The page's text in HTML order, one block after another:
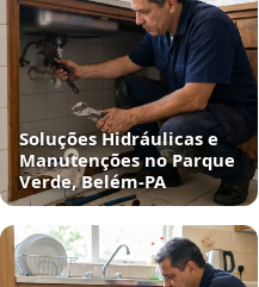
Soluções Hidráulicas e
Manutenções no Parque
Verde, Belém‑PA